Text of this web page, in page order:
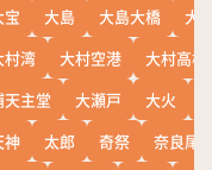
宝 大島 大島大橋
大
村湾 大村空港
大村高校
天主堂 大瀬戸 大火
神 太郎 奇祭
奈良尾